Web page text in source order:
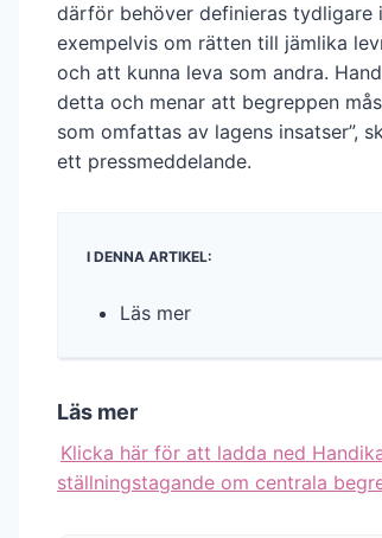
därför behöver definieras tydligare
exempelvis om rätten till jämlika
och att kunna leva som andra.
detta och menar att begreppen
som omfattas av lagens insatser”,
ett pressmeddelande.
I DENNA ARTIKEL:
Läs mer
Läs mer
Klicka här för att ladda ned
ställningstagande om centrala